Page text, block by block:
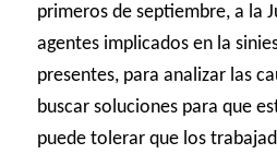
primeros de septiembre, a la
agentes implicados en la
presentes, para analizar las
buscar soluciones para que
puede tolerar que los